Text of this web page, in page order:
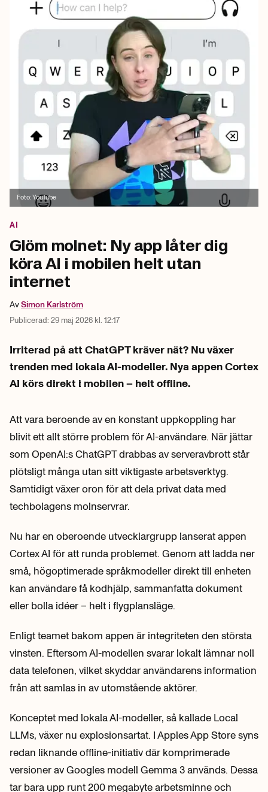
Foto:YouTube
AI
Glöm molnet: Ny app låter dig
köra AI i mobilen helt utan
internet
AvSimon Karlström
Publicerad: 29 maj 2026 kl. 12:17
Irriterad på att ChatGPT kräver nät? Nu växer
trenden med lokala AI-modeller. Nya appen Cortex
AI körs direkt i mobilen – helt offline.
Att vara beroende av en konstant uppkoppling har
blivit ett allt större problem för AI-användare. När jättar
som OpenAI:s ChatGPT drabbas av serveravbrott står
plötsligt många utan sitt viktigaste arbetsverktyg.
Samtidigt växer oron för att dela privat data med
techbolagens molnservrar.
Nu har en oberoende utvecklargrupp lanserat appen
Cortex AI för att runda problemet. Genom att ladda ner
små, högoptimerade språkmodeller direkt till enheten
kan användare få kodhjälp, sammanfatta dokument
eller bolla idéer – helt i flygplansläge.
Enligt teamet bakom appen är integriteten den största
vinsten. Eftersom AI-modellen svarar lokalt lämnar noll
data telefonen, vilket skyddar användarens information
från att samlas in av utomstående aktörer.
Konceptet med lokala AI-modeller, så kallade Local
LLMs, växer nu explosionsartat. I Apples App Store syns
redan liknande offline-initiativ där komprimerade
versioner av Googles modell Gemma 3 används. Dessa
tar bara upp runt 200 megabyte arbetsminne och